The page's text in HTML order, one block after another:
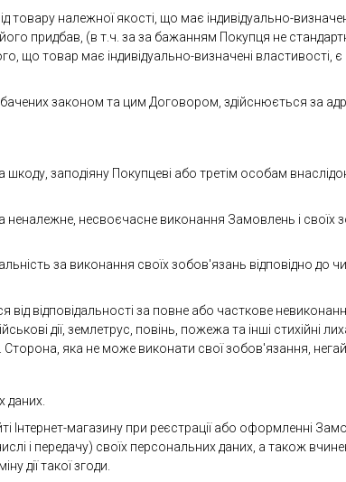
товару належної якості, що має індивідуально-
придбав, (в т.ч. за за бажанням Покупця не
що товар має індивідуально-визначені властивості,
законом та цим Договором, здійснюється за
шкоду, заподіяну Покупцеві або третім особам
неналежне, несвоєчасне виконання Замовлень і своїх
за виконання своїх зобов'язань відповідно
відповідальності за повне або часткове
дії, землетрус, повінь, пожежа та інші стихійні
Сторона, яка не може виконати свої зобов'язання,
даних.
Інтернет-магазину при реєстрації або оформленні
і передачу) своїх персональних даних, а також
дії такої згоди.